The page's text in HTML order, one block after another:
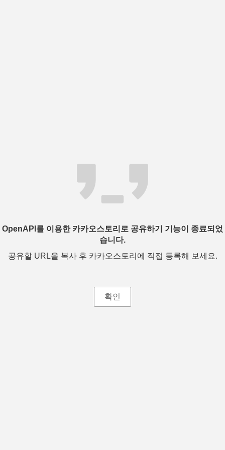
OpenAPI를 이용한 카카오스토리로 공유하기 기능이 종료되었
습니다.
공유할 URL을 복사 후 카카오스토리에 직접 등록해 보세요.
확인